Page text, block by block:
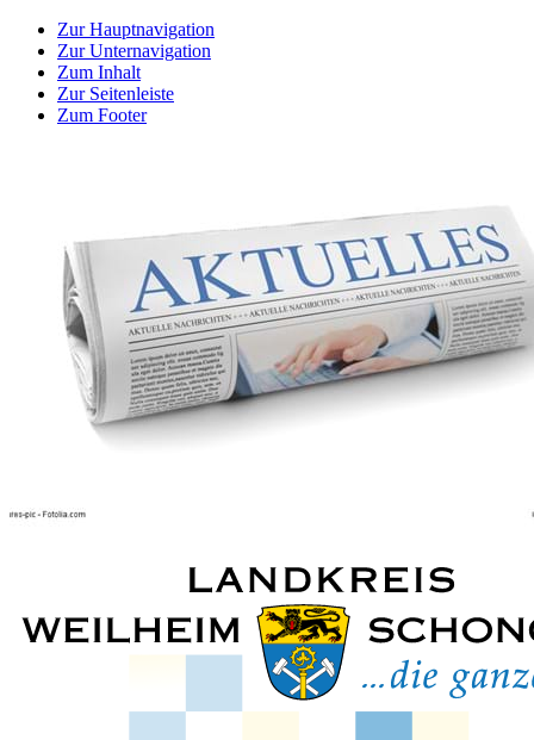
Zur Hauptnavigation
Zur Unternavigation
Zum Inhalt
Zur Seitenleiste
Zum Footer